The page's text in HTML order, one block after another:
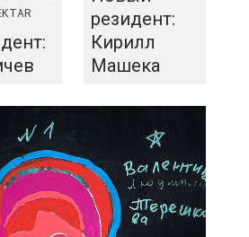
резидент:
Кирилл
Машека